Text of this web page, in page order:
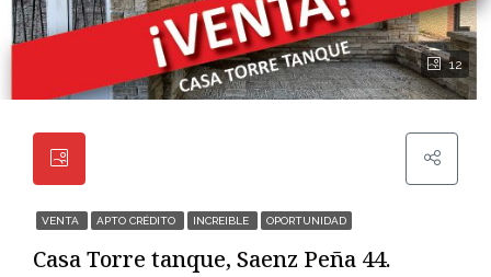
12
VENTA APTO CRÉDITO INCREIBLE OPORTUNIDAD
Casa Torre tanque, Saenz Peña 44.